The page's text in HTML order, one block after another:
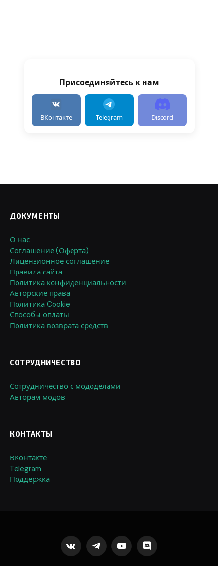
Присоединяйтесь к нам
ВКонтакте Telegram Discord
ДОКУМЕНТЫ
О нас
Соглашение (Оферта)
Лицензионное соглашение
Правила сайта
Политика конфиденциальности
Авторские права
Политика Cookie
Способы оплаты
Политика возврата средств
СОТРУДНИЧЕСТВО
Сотрудничество с мододелами
Авторам модов
КОНТАКТЫ
ВКонтакте
Telegram
Поддержка
VKontakteTelegramYouTubeDiscord